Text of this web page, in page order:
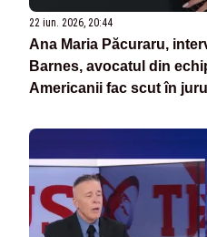
22 iun. 2026, 20:44
Ana Maria Păcuraru,
Barnes, avocatul din
Americanii fac scut în